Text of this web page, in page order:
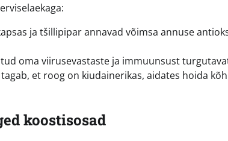
ja tšillipipar annavad võimsa annuse
oma viirusevastaste ja immuunsust
et roog on kiudainerikas, aidates hoida
koostisosad